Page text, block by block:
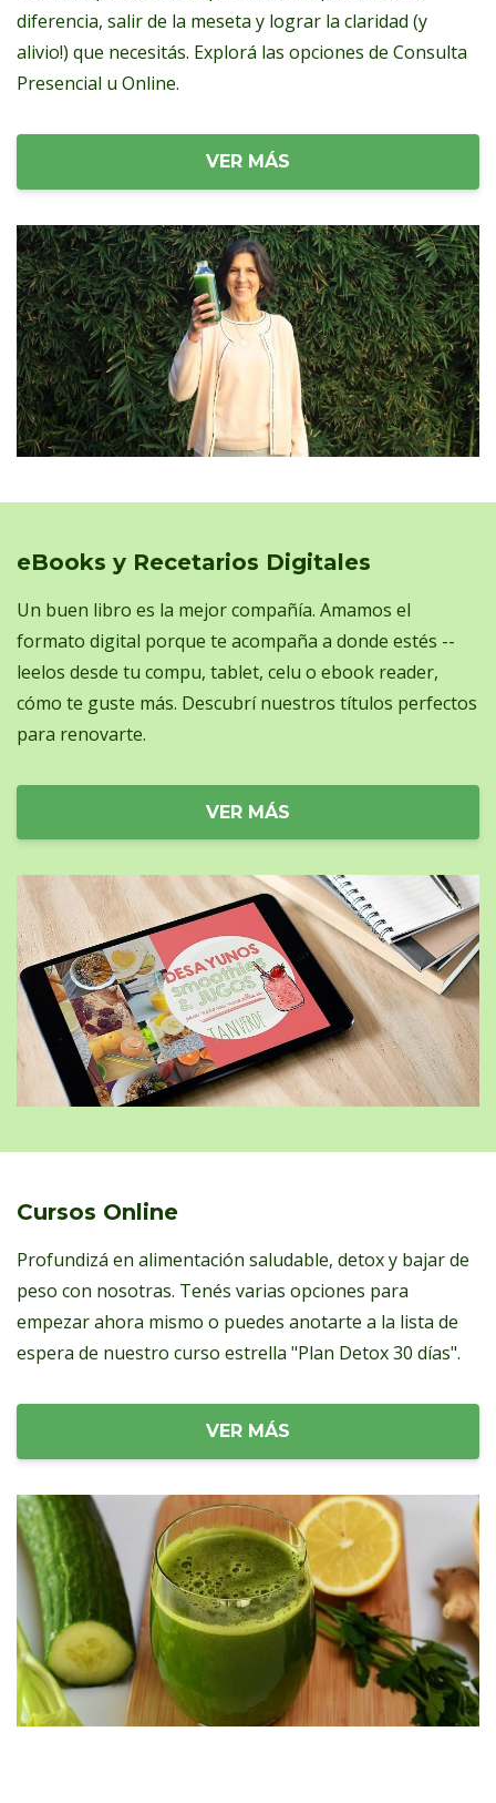
diferencia, salir de la meseta y lograr la claridad (y
alivio!) que necesitás. Explorá las opciones de Consulta
Presencial u Online.
VER MÁS
eBooks y Recetarios Digitales
Un buen libro es la mejor compañía. Amamos el
formato digital porque te acompaña a donde estés --
leelos desde tu compu, tablet, celu o ebook reader,
cómo te guste más. Descubrí nuestros títulos perfectos
para renovarte.
VER MÁS
Cursos Online
Profundizá en alimentación saludable, detox y bajar de
peso con nosotras. Tenés varias opciones para
empezar ahora mismo o puedes anotarte a la lista de
espera de nuestro curso estrella "Plan Detox 30 días".
VER MÁS